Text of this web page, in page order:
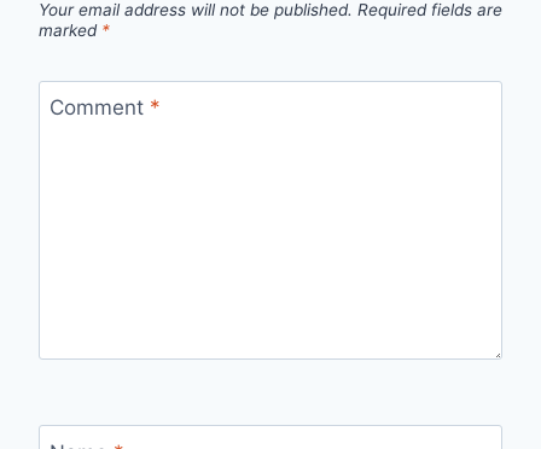
Your email address will not be published. Required fields are
marked *
Comment *